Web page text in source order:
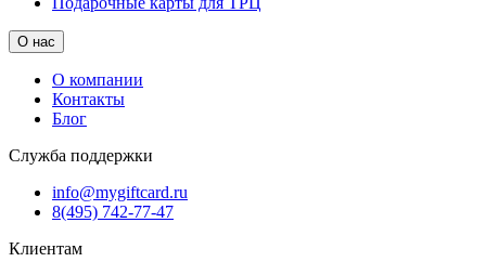
О нас
О компании
Контакты
Блог
Служба поддержки
info@mygiftcard.ru
8(495) 742-77-47
Клиентам